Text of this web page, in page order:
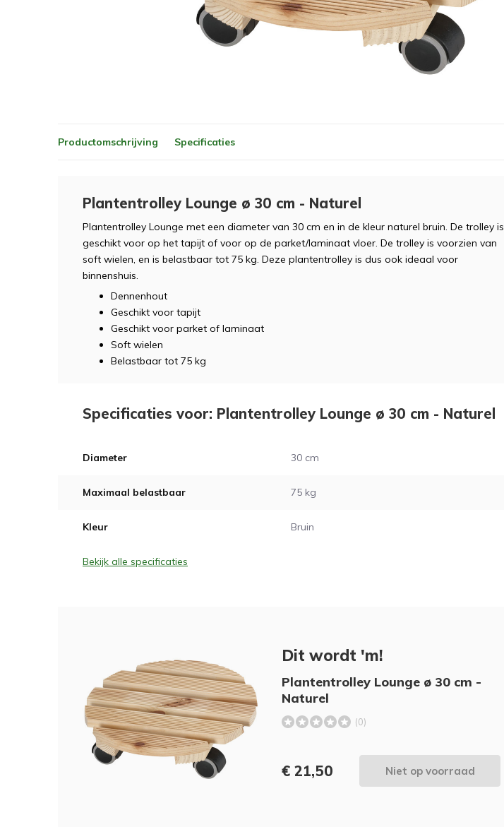
Productomschrijving Specificaties
Plantentrolley Lounge ø 30 cm - Naturel
Plantentrolley Lounge met een diameter van 30 cm en in de kleur naturel bruin. De trolley is
geschikt voor op het tapijt of voor op de parket/laminaat vloer. De trolley is voorzien van
soft wielen, en is belastbaar tot 75 kg. Deze plantentrolley is dus ook ideaal voor
binnenshuis.
Dennenhout
Geschikt voor tapijt
Geschikt voor parket of laminaat
Soft wielen
Belastbaar tot 75 kg
Specificaties voor: Plantentrolley Lounge ø 30 cm - Naturel
Diameter 30 cm
Maximaal belastbaar 75 kg
Kleur Bruin
Bekijk alle specificaties
Dit wordt 'm!
Plantentrolley Lounge ø 30 cm -
Naturel
(0)
€ 21,50 Niet op voorraad